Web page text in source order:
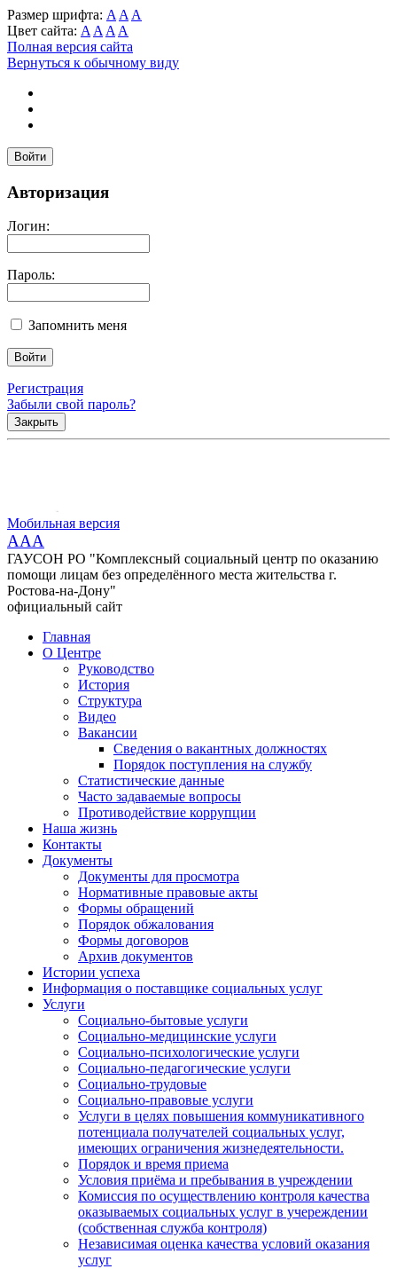
Размер шрифта: A A A
Цвет сайта: A A A A
Полная версия сайта
Вернуться к обычному виду
Войти
Авторизация
Логин:
Пароль:
Запомнить меня
Регистрация
Забыли свой пароль?
Закрыть
Мобильная версия
AAA
ГАУСОН РО "Комплексный социальный центр по оказанию
помощи лицам без определённого места жительства г.
Ростова-на-Дону"
официальный сайт
Главная
О Центре
Руководство
История
Структура
Видео
Вакансии
Сведения о вакантных должностях
Порядок поступления на службу
Статистические данные
Часто задаваемые вопросы
Противодействие коррупции
Наша жизнь
Контакты
Документы
Документы для просмотра
Нормативные правовые акты
Формы обращений
Порядок обжалования
Формы договоров
Архив документов
Истории успеха
Информация о поставщике социальных услуг
Услуги
Социально-бытовые услуги
Социально-медицинские услуги
Социально-психологические услуги
Социально-педагогические услуги
Социально-трудовые
Социально-правовые услуги
Услуги в целях повышения коммуникативного
потенциала получателей социальных услуг,
имеющих ограничения жизнедеятельности.
Порядок и время приема
Условия приёма и пребывания в учреждении
Комиссия по осуществлению контроля качества
оказываемых социальных услуг в учереждении
(собственная служба контроля)
Независимая оценка качества условий оказания
услуг